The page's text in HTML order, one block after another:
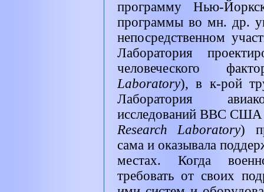
программу Нью-
программы во мн. др.
непосредственном
Лаборатория
человеческого
Laboratory),в к-рой
Лаборатория
исследований ВВС
Research Laboratory)
сама и оказывала
местах. Когда
требовать от своих